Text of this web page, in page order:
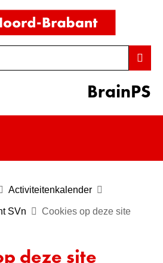
Ga
de
inhoud
BrainPS
Activiteitenkalender
SVn Cookies op deze site
deze site